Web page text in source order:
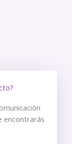
encontrarás